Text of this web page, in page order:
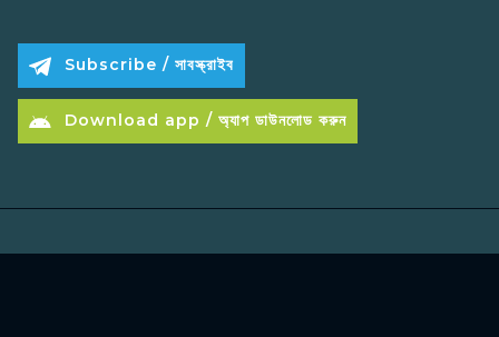
Subscribe / সাবস্ক্রাইব
Download app / অ্যাপ ডাউনলোড করুন